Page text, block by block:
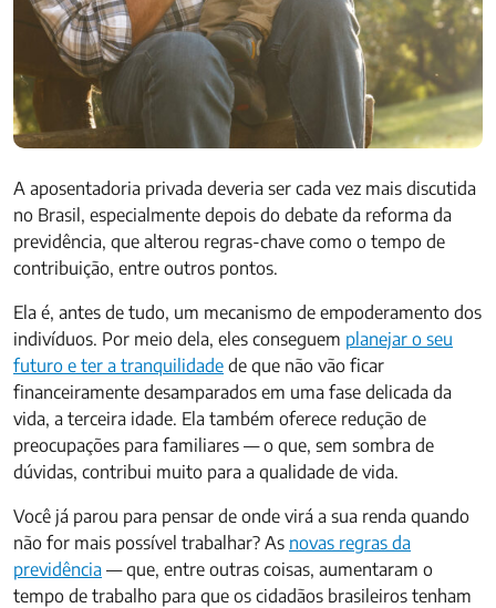
A aposentadoria privada deveria ser cada vez mais discutida
no Brasil, especialmente depois do debate da reforma da
previdência, que alterou regras-chave como o tempo de
contribuição, entre outros pontos.
Ela é, antes de tudo, um mecanismo de empoderamento dos
indivíduos. Por meio dela, eles conseguem planejar o seu
futuro e ter a tranquilidade de que não vão ficar
financeiramente desamparados em uma fase delicada da
vida, a terceira idade. Ela também oferece redução de
preocupações para familiares — o que, sem sombra de
dúvidas, contribui muito para a qualidade de vida.
Você já parou para pensar de onde virá a sua renda quando
não for mais possível trabalhar? As novas regras da
previdência — que, entre outras coisas, aumentaram o
tempo de trabalho para que os cidadãos brasileiros tenham